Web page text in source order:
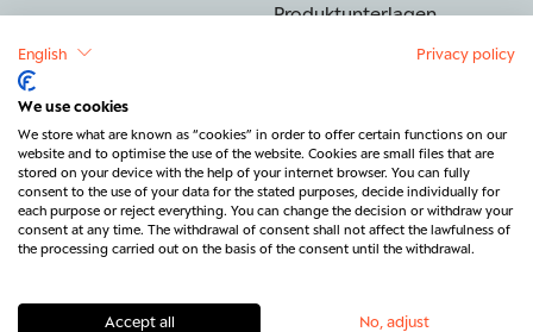
Produktunterlagen
Datenschutz Sicherheit Barrierefreiheit
Rechtliches & Regulatorik
Vertrag widerrufen Kontakt
English Privacy policy
We use cookies
We store what are known as “cookies” in order to offer certain functions on our
website and to optimise the use of the website. Cookies are small files that are
stored on your device with the help of your internet browser. You can fully
consent to the use of your data for the stated purposes, decide individually for
each purpose or reject everything. You can change the decision or withdraw your
consent at any time. The withdrawal of consent shall not affect the lawfulness of
the processing carried out on the basis of the consent until the withdrawal.
Accept all No, adjust